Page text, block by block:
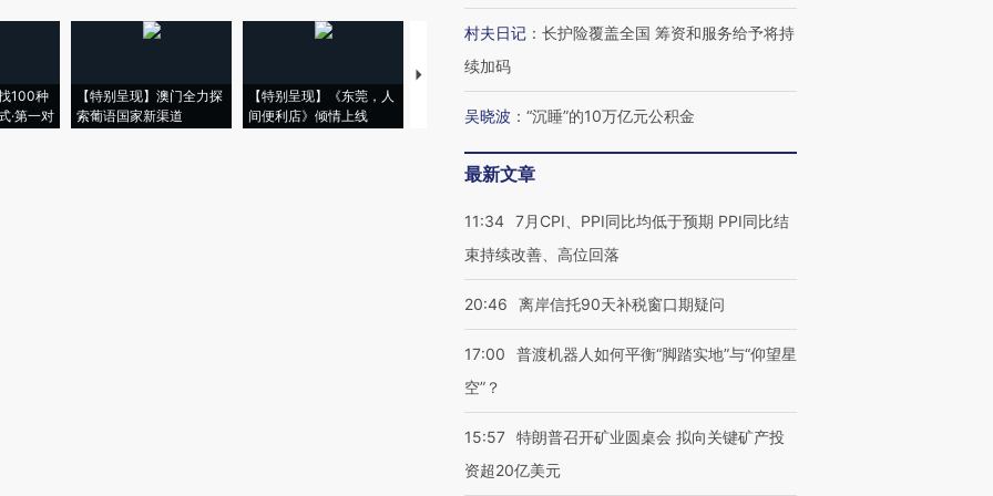
100种
·第一对
【特别呈现】澳门全力探
索葡语国家新渠道
【特别呈现】《东莞，人
间便利店》倾情上线
【推广】走进第四届链博
会，让数智科技“链”接产
【特别呈现】寻找100种
有意思的生活方式·第三对
CFO：不靠规模取胜，华
村夫日记 ： 长护险覆盖全国 筹资和服务给予将持
续加码
吴晓波 ： “沉睡”的10万亿元公积金
最新文章
11:34 7月CPI、PPI同比均低于预期 PPI同比结
束持续改善、高位回落
20:46 离岸信托90天补税窗口期疑问
17:00
普渡机器人如何平衡“脚踏实地”与“仰望星
空”？
15:57 特朗普召开矿业圆桌会 拟向关键矿产投
资超20亿美元